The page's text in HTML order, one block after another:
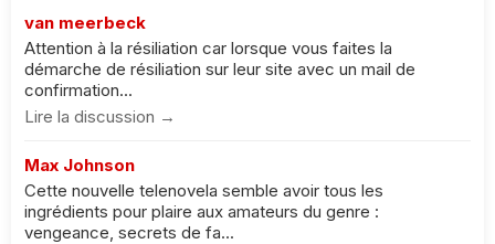
van meerbeck
Attention à la résiliation car lorsque vous faites la
démarche de résiliation sur leur site avec un mail de
confirmation...
Lire la discussion →
Max Johnson
Cette nouvelle telenovela semble avoir tous les
ingrédients pour plaire aux amateurs du genre :
vengeance, secrets de fa...